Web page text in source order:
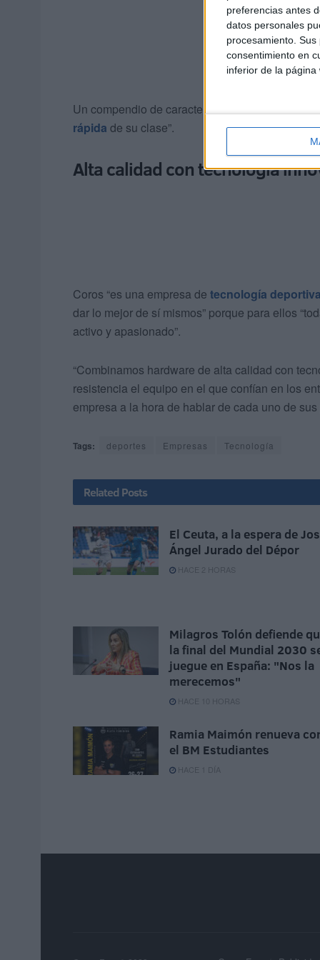
preferencias antes
datos personales
procesamiento.
consentimiento en
inferior de la página
Un compendio de características englobadas en
rápida de su clase”.
Alta calidad con tecnología
Coros “es una empresa de tecnología deportiva
dar lo mejor de sí mismos” porque para ellos
activo y apasionado”.
“Combinamos hardware de alta calidad con
resistencia el equipo en el que confían en los
empresa a la hora de hablar de cada uno de
Tags: deportes Empresas Tecnología
Related Posts
El Ceuta, a la espera de
Ángel Jurado del Dépor
HACE 2 HORAS
Milagros Tolón defiende
la final del Mundial 2030
juegue en España: "Nos la
merecemos"
HACE 10 HORAS
Ramia Maimón renueva
el BM Estudiantes
HACE 1 DÍA